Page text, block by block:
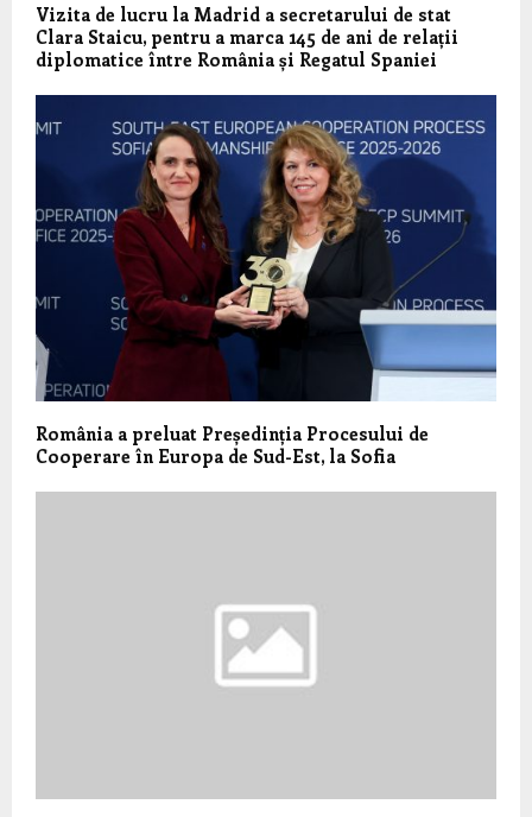
Vizita de lucru la Madrid a secretarului de stat
Clara Staicu, pentru a marca 145 de ani de relații
diplomatice între România și Regatul Spaniei
România a preluat Președinția Procesului de
Cooperare în Europa de Sud-Est, la Sofia